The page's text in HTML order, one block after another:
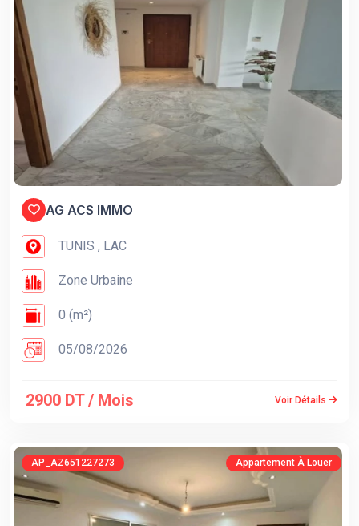
AG ACS IMMO
TUNIS , LAC
Zone Urbaine
0 (m²)
05/08/2026
2900 DT / Mois Voir Détails
AP_AZ651227273 Appartement À Louer